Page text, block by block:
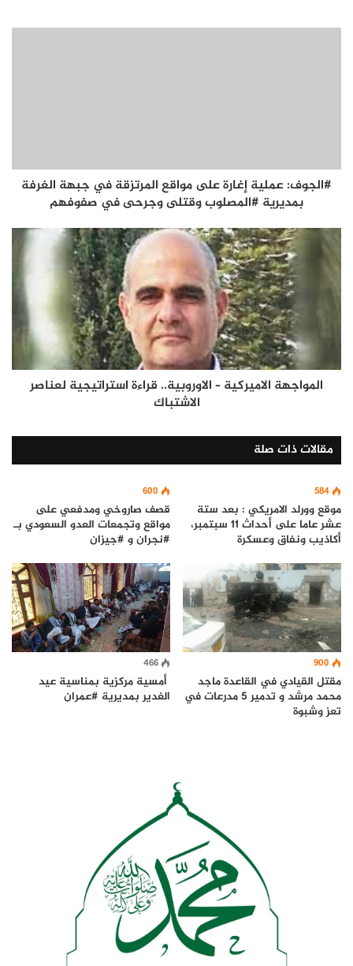
#الجوف: عملية إغارة على مواقع المرتزقة في جبهة الغرفة
بمديرية #المصلوب وقتلى وجرحى في صفوفهم
المواجهة الاميركية – الاوروبية.. قراءة استراتيجية لعناصر
الاشتباك
مقالات ذات صلة
584
موقع وورلد الامريكي : بعد ستة
عشر عاما على أحداث 11 سبتمبر،
أكاذيب ونفاق وعسكرة
600
قصف صاروخي ومدفعي على
مواقع وتجمعات العدو السعودي بـ
#نجران و #جيزان
900
مقتل القيادي في القاعدة ماجد
محمد مرشد و تدمير 5 مدرعات في
تعز وشبوة
466
أمسية مركزية بمناسية عيد
الغدير بمديرية #عمران